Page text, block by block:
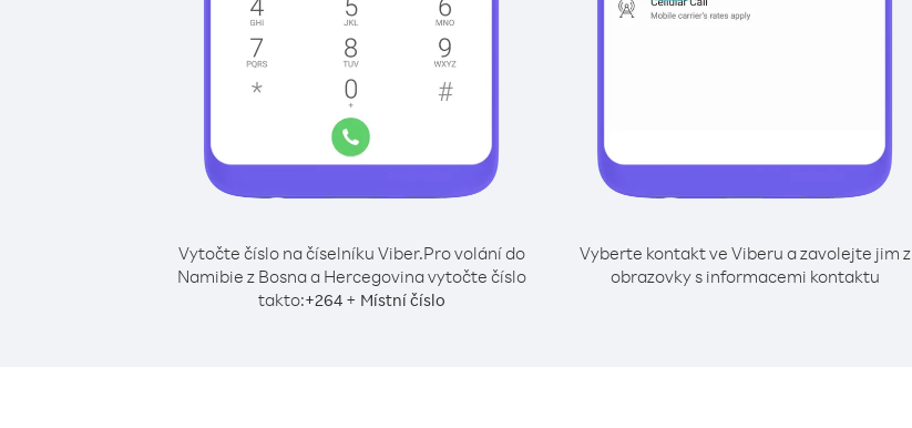
Vytočte číslo na číselníku Viber.Pro volání do
Namibie z Bosna a Hercegovina vytočte číslo
takto:+264+ Místní číslo
Vyberte kontakt ve Viberu a zavolejte jim z
obrazovky s informacemi kontaktu